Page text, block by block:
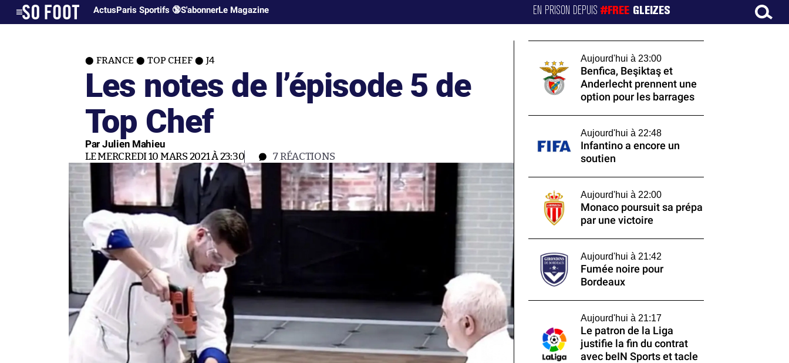
ActusParis Sportifs 🔞S'abonnerLe Magazine EN PRISON DEPUIS#FREE GLEIZES
FRANCE TOP CHEF J4
Les notes de l’épisode 5 de
Top Chef
Par Julien Mahieu
LE MERCREDI 10 MARS 2021 À 23:30 7RÉACTIONS
Aujourd'hui à 23:00
Benfica, Beşiktaş et
Anderlecht prennent une
option pour les barrages
Aujourd'hui à 22:48
Infantino a encore un
soutien
Aujourd'hui à 22:00
Monaco poursuit sa prépa
par une victoire
Aujourd'hui à 21:42
Fumée noire pour
Bordeaux
Aujourd'hui à 21:17
Le patron de la Liga
justifie la fin du contrat
avec beIN Sports et tacle